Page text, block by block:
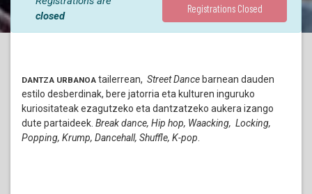
closed
Registrations Closed
DANTZA URBANOA tailerrean, Street Dance barnean dauden
estilo desberdinak, bere jatorria eta kulturen inguruko
kuriositateak ezagutzeko eta dantzatzeko aukera izango
dute partaideek. Break dance, Hip hop, Waacking, Locking,
Popping, Krump, Dancehall, Shuffle, K-pop.